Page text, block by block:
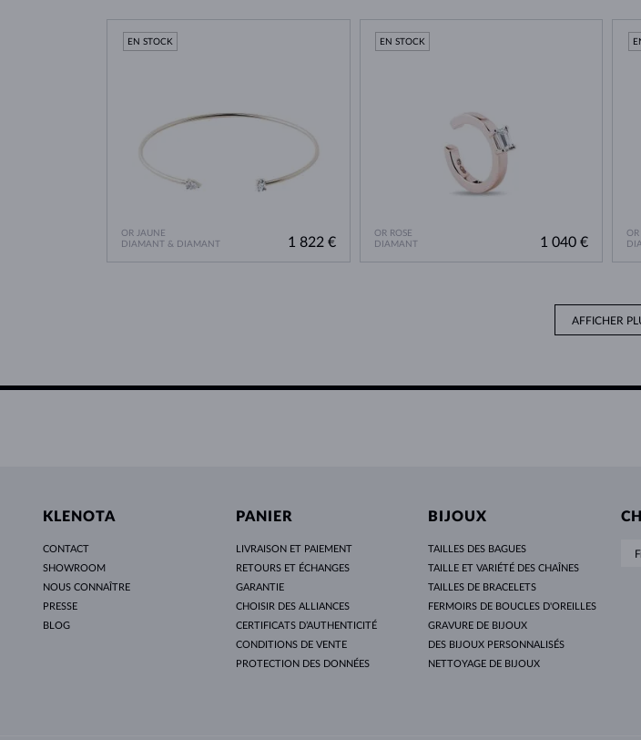
OR JAUNE
DIAMANT & DIAMANT
EN STOCK
1 822 €
OR ROSE
DIAMANT
EN STOCK
1 040 €
OR
AFFICHER
KLENOTA
CONTACT
SHOWROOM
NOUS CONNAÎTRE
PRESSE
BLOG
PANIER
LIVRAISON ET PAIEMENT
RETOURS ET ÉCHANGES
GARANTIE
CHOISIR DES ALLIANCES
CERTIFICATS D’AUTHENTICITÉ
CONDITIONS DE VENTE
PROTECTION DES DONNÉES
BIJOUX
TAILLES DES BAGUES
TAILLE ET VARIÉTÉ DES CHAÎNES
TAILLES DE BRACELETS
FERMOIRS DE BOUCLES D'OREILLES
GRAVURE DE BIJOUX
DES BIJOUX PERSONNALISÉS
NETTOYAGE DE BIJOUX